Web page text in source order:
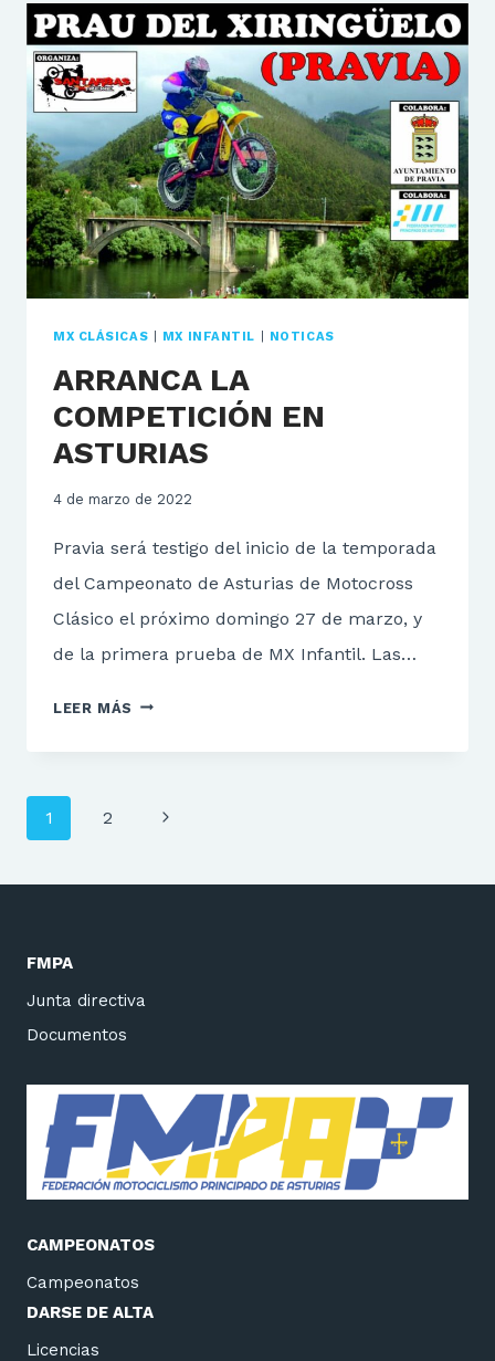
EN
LA
PRIMERA
PRUEBA
DE
MX
CLASICAS
Y
MX
INFANTIL
MX CLÁSICAS MX INFANTIL NOTICAS
ARRANCA LA
COMPETICIÓN EN
ASTURIAS
4 de marzo de 2022
Pravia será testigo del inicio de la temporada
del Campeonato de Asturias de Motocross
Clásico el próximo domingo 27 de marzo, y
de la primera prueba de MX Infantil. Las…
LEER MÁS ARRANCA
COMPETICIÓN
ASTURIAS
Navegación
de
página
1 2
Siguiente
FMPA
Junta directiva
Documentos
CAMPEONATOS
Campeonatos
DARSE DE ALTA
Licencias